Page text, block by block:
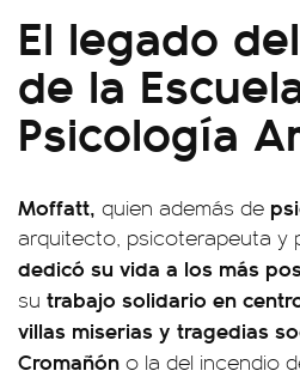
El legado
de la
Psicología
Moffatt, quien además de
arquitecto, psicoterapeuta y
dedicó su vida a los más
su trabajo solidario en
villas miserias y tragedias
Cromañón o la del incendio